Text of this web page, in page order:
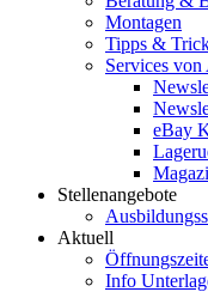
Montagen
Tipps &
Services von
eBay
Stellenangebote
Aktuell
Info